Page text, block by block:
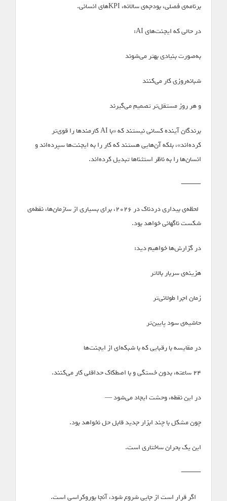
برنامه‌ی فصلی، بودجه‌ی سالانه، KPIهای انسانی.
در حالی که ایجنت‌های AI:
به‌صورت بنیادی بهتر می‌شوند
شبانه‌روزی کار می‌کنند
و هر روز مستقل‌تر تصمیم می‌گیرند
برندگان آینده کسانی نیستند که «با AI کارمندها را قوی‌تر
کرده‌اند»، بلکه آن‌هایی هستند که کار را به ایجنت‌ها سپرده‌اند و
انسان‌ها را به ناظر استثناها تبدیل کرده‌اند.
⸻
*لحظه‌ی بیداری دردناک در ۲۰۲۶، برای بسیاری از سازمان‌ها، نقطه‌ی
شکست ناگهانی خواهد بود.*
در گزارش‌ها خواهیم دید:
هزینه‌ی سربار بالاتر
زمان اجرا طولانی‌تر
حاشیه‌ی سود پایین‌تر
در مقایسه با رقبایی که با شبکه‌ای از ایجنت‌ها
۲۴ ساعته، بدون خستگی و با اصطکاک حداقلی کار می‌کنند.
در این نقطه، وحشت ایجاد می‌شود —
چون مشکل با چند ابزار جدید قابل حل نخواهد بود.
این یک بحران ساختاری است.
⸻
**اگر قرار است از جایی شروع شود، آنجا بوروکراسی است. **